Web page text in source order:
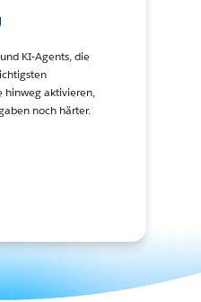
KI-Agents, die
hinweg aktivieren,
noch härter.